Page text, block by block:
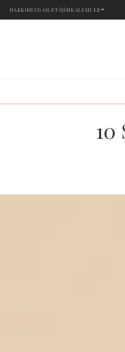
HAKKIMIZDAİLETIŞIMKALEMLER
10